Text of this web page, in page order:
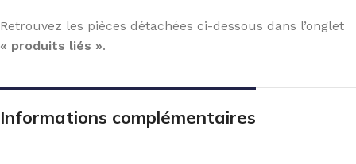
Retrouvez les pièces détachées ci-dessous dans l’onglet
« produits liés ».
Informations complémentaires